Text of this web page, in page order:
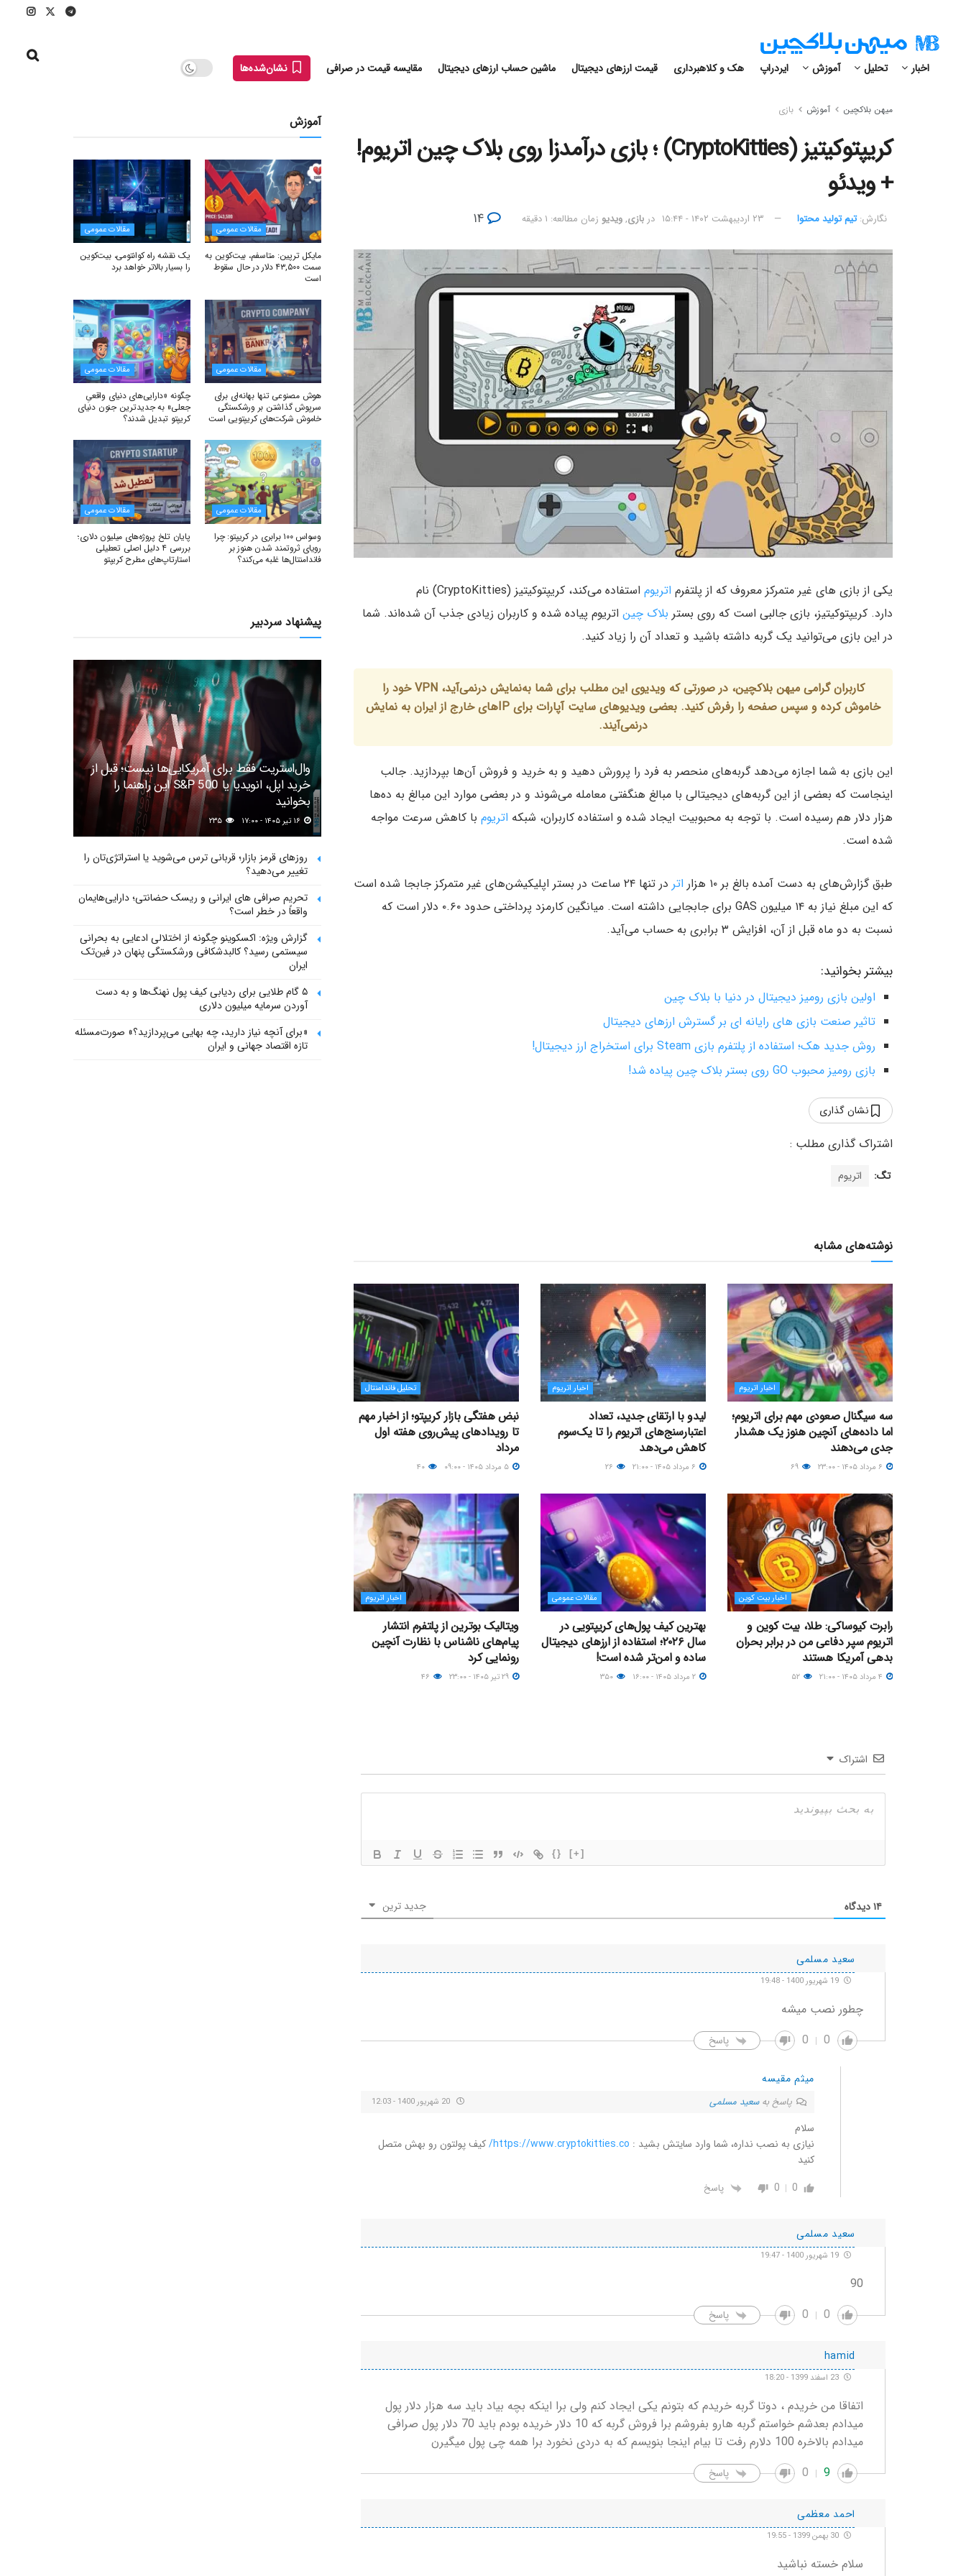
اخبار تحلیل آموزش ایردراپ هک و کلاهبرداری قیمت ارزهای دیجیتال ماشین حساب ارزهای دیجیتال مقایسه قیمت در صرافی نشان‌شده‌ها
میهن بلاکچین آموزش بازی
کریپتوکیتیز (CryptoKitties) ؛ بازی درآمدزا روی بلاک چین اتریوم!
+ ویدئو
نگارش:‌ تیم تولید محتوا ۲۳ اردیبهشت ۱۴۰۲ - ۱۵:۴۴ در بازی,ویدیو زمان مطالعه: ۱ دقیقه
یکی از بازی های غیر متمرکز معروف که از پلتفرم اتریوم
استفاده می‌کند، کریپتوکیتیز (CryptoKitties) نام
دارد. کریپتوکیتیز، بازی جالبی است که روی بستر بلاک چین اتریوم پیاده شده و کاربران زیادی جذب آن شده‌اند. شما
در این بازی می‌توانید یک گربه داشته باشید و تعداد آن را زیاد کنید.
کاربران گرامی میهن بلاکچین، در صورتی که ویدیوی این مطلب برای شما به‌نمایش درنمی‌آید، VPN خود را
خاموش کرده و سپس صفحه را رفرش کنید. بعضی ویدیوهای سایت آپارات برای IPهای خارج از ایران به نمایش
درنمی‌آیند.
این بازی به شما اجازه می‌دهد گربه‌های منحصر به فرد را پرورش دهید و به خرید و فروش آن‌ها بپردازید. جالب
اینجاست که بعضی از این گربه‌های دیجیتالی با مبالغ هنگفتی معامله می‌شوند و در بعضی موارد این مبالغ به ده‌ها
هزار دلار هم رسیده است. با توجه به محبوبیت ایجاد شده و استفاده کاربران، شبکه اتریوم با کاهش سرعت مواجه
شده است.
طبق گزارش‌های به دست آمده بالغ بر ۱۰ هزار اتر
در تنها ۲۴ ساعت در بستر اپلیکیشن‌های غیر متمرکز جابجا شده است
که این مبلغ نیاز به ۱۴ میلیون GAS برای جابجایی داشته است. میانگین کارمزد پرداختی حدود ۰.۶۰ دلار است که
نسبت به دو ماه قبل از آن، افزایش ۳ برابری به حساب می‌آید.
بیشتر بخوانید:
اولین بازی رومیز دیجیتال در دنیا با بلاک چین
تاثیر صنعت بازی های رایانه ای بر گسترش ارزهای دیجیتال
روش جدید هک؛ استفاده از پلتفرم بازی Steam برای استخراج ارز دیجیتال!
بازی رومیز محبوب GO روی بستر بلاک چین پیاده شد!
نشان گذاری
تگ: اتریوم
نوشته‌های مشابه
اخبار اتریوم
سه سیگنال صعودی مهم برای اتریوم؛
اما داده‌های آنچین هنوز یک هشدار
جدی می‌دهند
اخبار اتریوم
لیدو با ارتقای جدید، تعداد
اعتبارسنج‌های اتریوم را تا یک‌سوم
کاهش می‌دهد
تحلیل فاندامنتال
نبض هفتگی بازار کریپتو؛ از اخبار مهم
تا رویدادهای پیش‌روی هفته اول
مرداد
اخبار بیت کوین
رابرت کیوساکی: طلا، بیت کوین و
اتریوم سپر دفاعی من در برابر بحران
بدهی آمریکا هستند
مقالات عمومی
بهترین کیف پول‌های کریپتویی در
سال ۲۰۲۶؛ استفاده از ارزهای دیجیتال
ساده و امن‌تر شده است!
اخبار اتریوم
ویتالیک بوترین از پلتفرم انتشار
پیام‌های ناشناس با نظارت آنچین
رونمایی کرد
اشتراک
{} [+]
۱۴دیدگاه جدید ترین
سعید مسلمی
چطور نصب میشه
0
0 پاسخ
میثم مقیسه
پاسخ بهسعید مسلمی
سلام
نیازی به نصب نداره، شما وارد سایتش بشید : https://www.cryptokitties.co/ کیف پولتون رو بهش متصل
کنید
0
0 پاسخ
سعید مسلمی
90
0
0 پاسخ
hamid
اتفاقا من خریدم ، دوتا گربه خریدم که بتونم یکی ایجاد کنم ولی برا اینکه بچه بیاد باید سه هزار دلار پول
میدادم بعدشم خواستم گربه هارو بفروشم برا فروش گربه که 10 دلار خریده بودم باید 70 دلار پول صرافی
میدادم بالاخره 100 دلارم رفت تا بیام اینجا بنویسم که به دردی نخورد برا همه چی پول میگیرن
9
0 پاسخ
احمد معظمی
سلام خسته نباشید
آموزش
مقالات عمومی
مایکل ترپین: متاسفم، بیت‌کوین به
سمت ۴۳,۵۰۰ دلار در حال سقوط
است
مقالات عمومی
یک نقشه راه کوانتومی، بیت‌کوین
را بسیار بالاتر خواهد برد
مقالات عمومی
هوش مصنوعی تنها بهانه‌ای برای
سرپوش گذاشتن بر ورشکستگی
خاموش شرکت‌های کریپتویی است
مقالات عمومی
چگونه «دارایی‌های دنیای واقعیِ
جعلی» به جدیدترین جنون دنیای
کریپتو تبدیل شدند؟
مقالات عمومی
وسواس ۱۰۰ برابری در کریپتو: چرا
رویای ثروتمند شدن هنوز بر
فاندامنتال‌ها غلبه می‌کند؟
مقالات عمومی
پایان تلخ پروژه‌های میلیون دلاری؛
بررسی ۴ دلیل اصلی تعطیلی
استارتاپ‌های مطرح کریپتو
پیشنهاد سردبیر
وال‌استریت فقط برای آمریکایی‌ها نیست؛ قبل از
خرید اپل، انویدیا یا S&P 500 این راهنما را
بخوانید
روزهای قرمز بازار؛ قربانی ترس می‌شوید یا استراتژی‌تان را
تغییر می‌دهید؟
تحریم صرافی های ایرانی و ریسک حضانتی؛ دارایی‌هایمان
واقعاً در خطر است؟
گزارش ویژه: اکسکوینو چگونه از اختلالی ادعایی به بحرانی
سیستمی رسید؟ کالبدشکافی ورشکستگی پنهان در فین‌تک
ایران
۵ گام طلایی برای ردیابی کیف پول‌ نهنگ‌ها و به دست
آوردن سرمایه میلیون دلاری
«برای آنچه نیاز دارید، چه بهایی می‌پردازید؟» صورت‌مسئله
تازه اقتصاد جهانی و ایران